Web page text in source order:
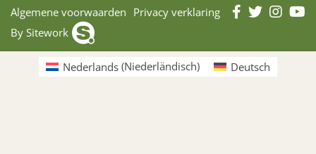
Algemene voorwaarden Privacy verklaring
By Sitework
Nederlands (Niederländisch) Deutsch